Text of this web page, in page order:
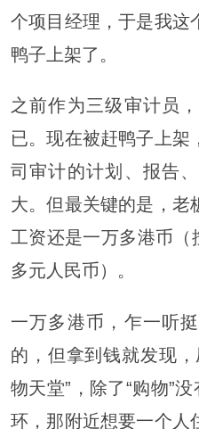
个项目经理，于是我这
鸭子上架了。
之前作为三级审计员
已。现在被赶鸭子上架
司审计的计划、报告
大。但最关键的是，老
工资还是一万多港币（
多元人民币）。
一万多港币，乍一听
的，但拿到钱就发现
物天堂”，除了“购物”
环，那附近想要一个人